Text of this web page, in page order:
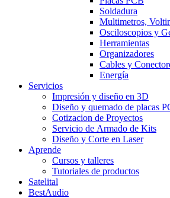
Soldadura
Multimetros,
Osciloscopios y
Herramientas
Organizadores
Cables y
Energía
Servicios
Impresión y diseño en 3D
Diseño y quemado de placas
Cotizacion de Proyectos
Servicio de Armado de Kits
Diseño y Corte en Laser
Aprende
Cursos y talleres
Tutoriales de productos
Satelital
BestAudio